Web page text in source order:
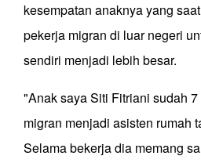
kesempatan anaknya yang
pekerja migran di luar negeri
sendiri menjadi lebih besar.
"Anak saya Siti Fitriani sudah
migran menjadi asisten rumah
Selama bekerja dia memang